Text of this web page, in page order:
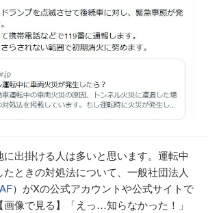
出掛ける人は多いと思います。運転中
ときの対処法について、一般社団法人
）がXの公式アカウントや公式サイトで
像で見る】「えっ…知らなかった！」